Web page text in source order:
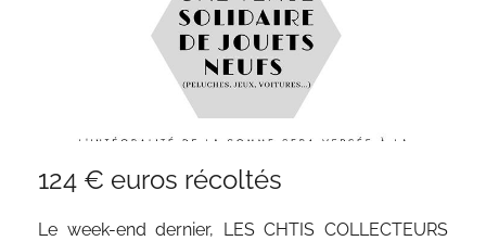
124 € euros récoltés
Le week-end dernier, LES CHTIS COLLECTEURS